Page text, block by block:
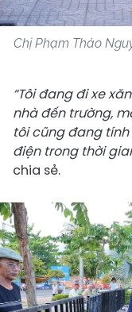
Chị Phạm Thảo
“Tôiđang đi xe
nhà đến trường,
tôicũng đang tính
điện trongthời
chia sẻ.